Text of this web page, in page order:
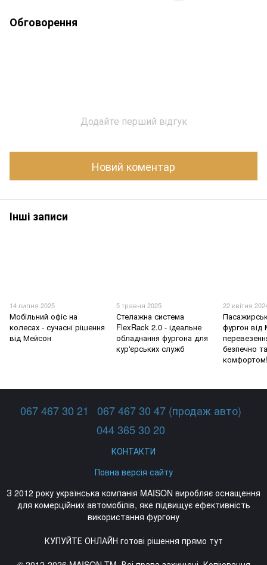
Обговорення
Додайте перший відгук
Новий коментар
Інші записи
14 липня 2025
Мобільний офіс на
колесах - сучасні рішення
від Мейсон
5 травня 2025
Стелажна система
FlexRack 2.0 - ідеальне
обладнання фургона для
кур'єрських служб
22 квітня
фургон
безпечно
067 467 30 21
067 467 30 47 (продаж авто)
044 365 30 20
КОНТАКТИ
Повна версія сайту
З 2012 року українська компанія MAISON виробляє оснащення
для комерційних автомобілів, яке підвищує ефективність
використання фургону
КУПУЙТЕ ОНЛАЙН готові рішення прямо тут